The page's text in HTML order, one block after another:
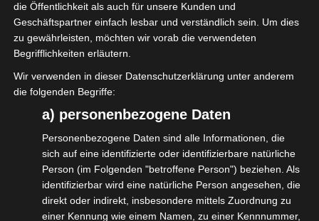
die Öffentlichkeit als auch für unsere Kunden und
Geschäftspartner einfach lesbar und verständlich sein. Um dies
zu gewährleisten, möchten wir vorab die verwendeten
Begrifflichkeiten erläutern.
Wir verwenden in dieser Datenschutzerklärung unter anderem
die folgenden Begriffe:
a) personenbezogene Daten
Personenbezogene Daten sind alle Informationen, die
sich auf eine identifizierte oder identifizierbare natürliche
Person (im Folgenden "betroffene Person") beziehen. Als
identifizierbar wird eine natürliche Person angesehen, die
direkt oder indirekt, insbesondere mittels Zuordnung zu
einer Kennung wie einem Namen, zu einer Kennnummer,